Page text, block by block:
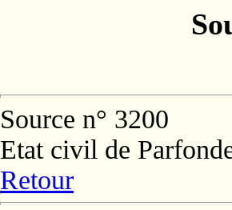
Source n° 3200
Etat civil de
Retour